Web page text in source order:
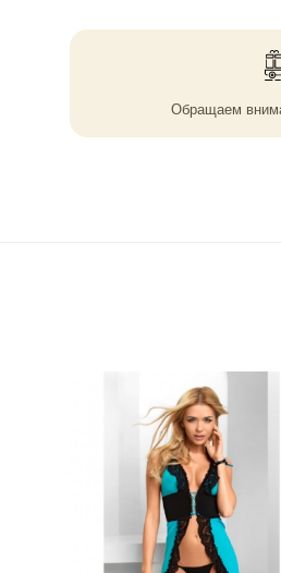
Обращаем